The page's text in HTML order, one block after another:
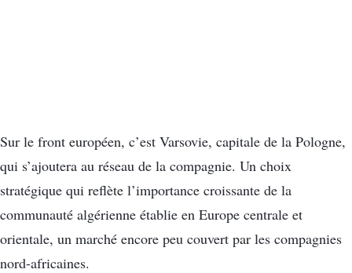
Sur le front européen, c’est Varsovie, capitale de la Pologne,
qui s’ajoutera au réseau de la compagnie. Un choix
stratégique qui reflète l’importance croissante de la
communauté algérienne établie en Europe centrale et
orientale, un marché encore peu couvert par les compagnies
nord-africaines.